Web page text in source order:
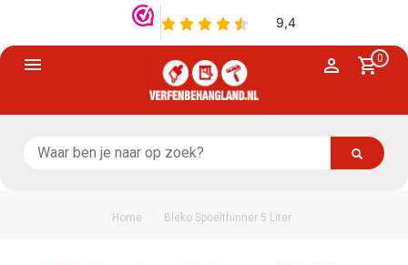
0
Home Bleko Spoelthinner 5 Liter